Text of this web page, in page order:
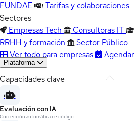
FUNDAE
Tarifas y colaboraciones
Sectores
Empresas Tech
Consultoras IT
RRHH y formación
Sector Público
Ver todo para empresas
Plataforma
Capacidades clave
Evaluación con IA
Corrección automática de código